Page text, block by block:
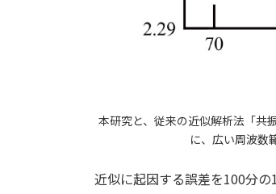
本研究と、従来の近似解析法「共
に、広い周波数
近似に起因する誤差を100分